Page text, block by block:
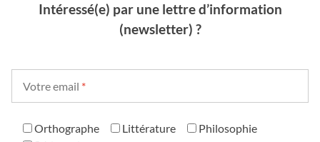
Intéressé(e) par une lettre d’information
(newsletter) ?
Votre email *
Orthographe Littérature
Philosophie